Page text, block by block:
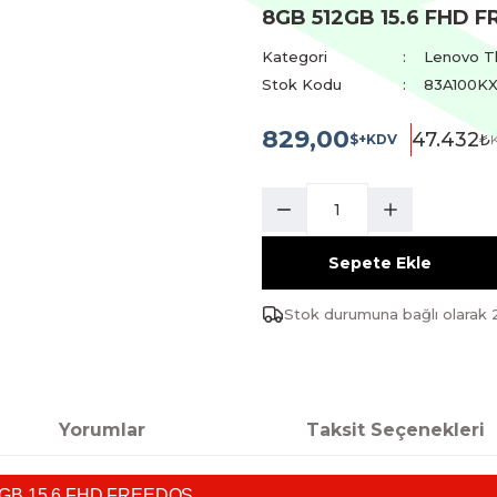
8GB 512GB 15.6 FHD
Kategori
Lenovo
Stok Kodu
829,00$+KDV 47.432₺
Sepete Ekle
Stok durumuna bağlı
Yorumlar Taksit Seçenekleri